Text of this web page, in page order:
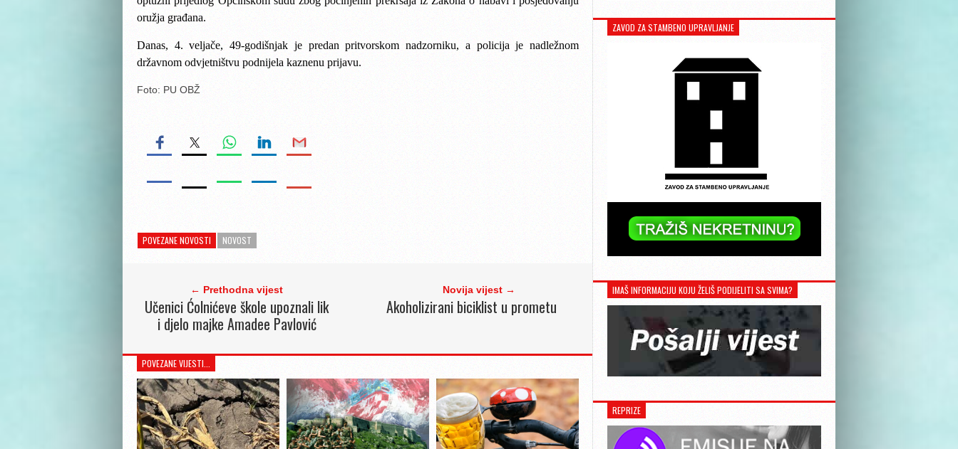
oružja građana.
Danas, 4. veljače, 49-godišnjak je predan pritvorskom nadzorniku, a policija je nadležnom
državnom odvjetništvu podnijela kaznenu prijavu.
Foto: PU OBŽ
POVEZANE NOVOSTI NOVOST
← Prethodna vijest
Učenici Ćolnićeve škole upoznali lik
i djelo majke Amadee Pavlović
Novija vijest →
Akoholizirani biciklist u prometu
POVEZANE VIJESTI...
ZAVOD ZA STAMBENO UPRAVLJANJE
IMAŠ INFORMACIJU KOJU ŽELIŠ PODIJELITI SA SVIMA?
REPRIZE